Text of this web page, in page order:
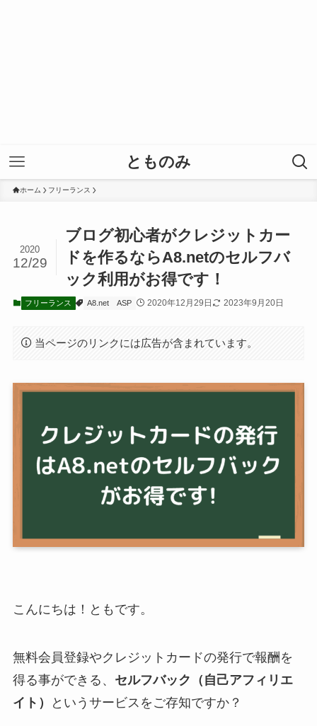
とものみ
ホーム フリーランス
ブログ初心者がクレジットカー
ドを作るならA8.netのセルフバ
ック利用がお得です！
2020
12/29
フリーランス A8.net ASP 2020年12月29日 2023年9月20日
当ページのリンクには広告が含まれています。
こんにちは！ともです。
無料会員登録やクレジットカードの発行で報酬を
得る事ができる、 セルフバック（自己アフィリエ
イト）
というサービスをご存知ですか？